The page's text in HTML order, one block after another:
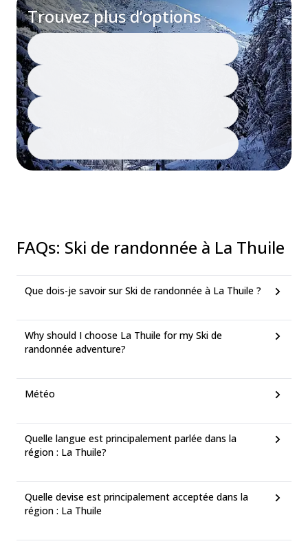
Trouvez plus d’options
FAQs: Ski de randonnée à La Thuile
Que dois-je savoir sur Ski de randonnée à La Thuile ?
Why should I choose La Thuile for my Ski de
randonnée adventure?
Météo
Quelle langue est principalement parlée dans la
région : La Thuile?
Quelle devise est principalement acceptée dans la
région : La Thuile